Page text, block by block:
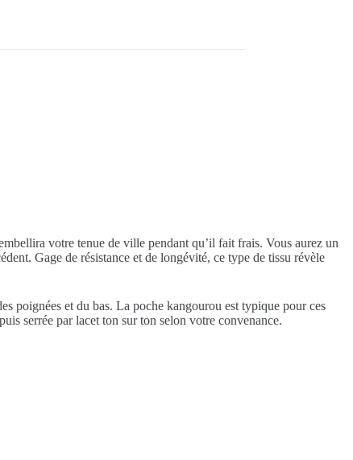
votre tenue de ville pendant qu’il fait frais. Vous aurez un
Gage de résistance et de longévité, ce type de tissu révèle
poignées et du bas. La poche kangourou est typique pour ces
serrée par lacet ton sur ton selon votre convenance.